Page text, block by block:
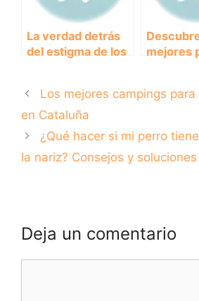
La verdad detrás
del estigma de los
esta raza de
perros
mejores
Cantabria
Los mejores campings
en Cataluña
¿Qué hacer si mi perro
la nariz? Consejos y soluciones
Deja un comentario